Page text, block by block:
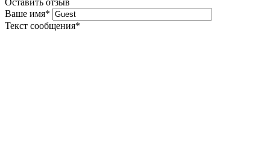
Ваше имя*
Текст сообщения*